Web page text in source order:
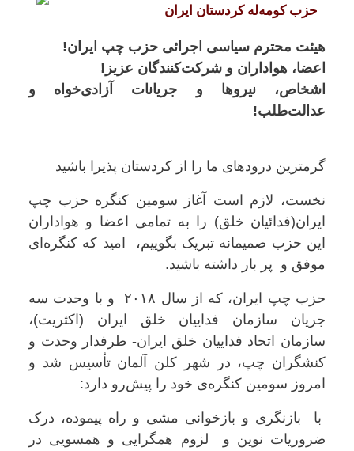
حزب کومه‌له کردستان ایران
هیئت محترم سیاسی اجرائی حزب چپ ایران!
اعضا، هواداران و شرکت‌کنندگان عزیز!
اشخاص، نیروها و جریانات آزادی‌خواه و
عدالت‌طلب!
گرمترین درودهای ما را از کردستان پذیرا باشید
نخست، لازم است آغاز سومین کنگره حزب چپ
ایران(فدائیان خلق) را به تمامی اعضا و هواداران
این حزب صمیمانه تبریک بگوییم، امید که کنگره‌ای
موفق و پر بار داشته باشید.
حزب چپ ایران، که از سال ۲۰۱۸ و با وحدت سه
جریان سازمان فداییان خلق ایران (اکثریت)،
سازمان اتحاد فداییان خلق ایران- طرفدار وحدت و
کنشگران چپ، در شهر کلن آلمان تأسیس شد و
امروز سومین کنگره‌ی خود را پیش‌رو دارد:
با بازنگری و بازخوانی مشی و راه پیموده، درک
ضروریات نوین و لزوم همگرایی و همسویی در